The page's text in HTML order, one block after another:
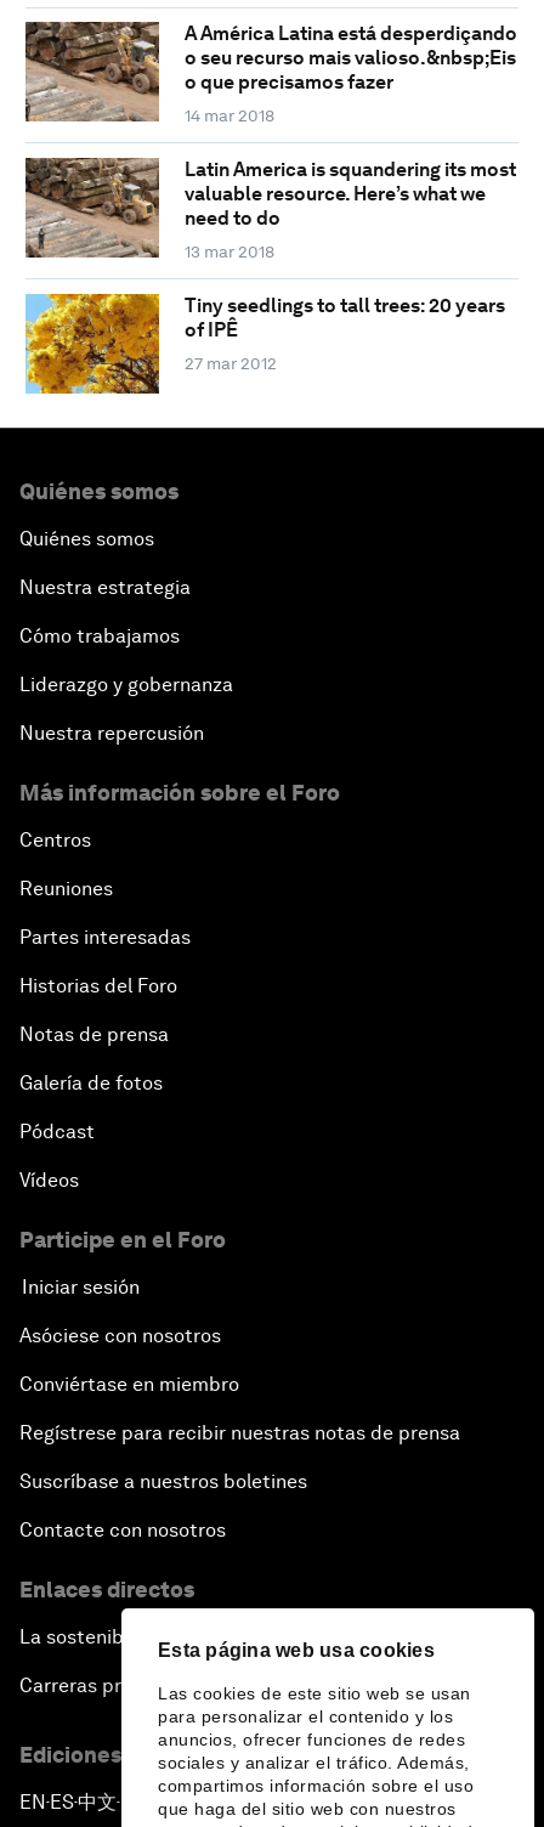
Esta página web usa cookies
Las cookies de este sitio web se usan
para personalizar el contenido y los
anuncios, ofrecer funciones de redes
sociales y analizar el tráfico. Además,
compartimos información sobre el uso
que haga del sitio web con nuestros
A América Latina está desperdiçando
o seu recurso mais valioso.&nbsp;Eis
o que precisamos fazer
14 mar 2018
Latin America is squandering its most
valuable resource. Here’s what we
need to do
13 mar 2018
Tiny seedlings to tall trees: 20 years
of IPÊ
27 mar 2012
Quiénes somos
Quiénes somos
Nuestra estrategia
Cómo trabajamos
Liderazgo y gobernanza
Nuestra repercusión
Más información sobre el Foro
Centros
Reuniones
Partes interesadas
Historias del Foro
Notas de prensa
Galería de fotos
Pódcast
Vídeos
Participe en el Foro
Iniciar sesión
Asóciese con nosotros
Conviértase en miembro
Regístrese para recibir nuestras notas de prensa
Suscríbase a nuestros boletines
Contacte con nosotros
Enlaces directos
La sostenibilidad en el Foro
Carreras profesionales
Ediciones en otros idiomas
EN ▪ES▪中文▪ 日本語